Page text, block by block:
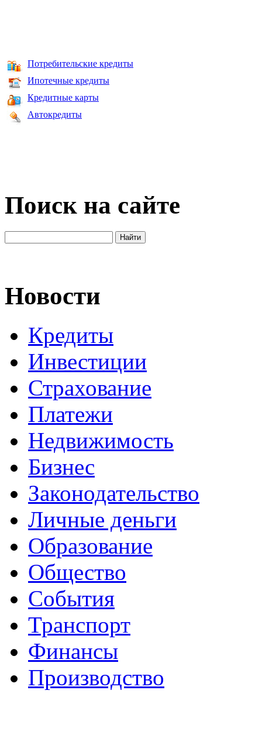
Потребительские кредиты
Ипотечные кредиты
Кредитные карты
Автокредиты
Поиск на сайте
Новости
Кредиты
Инвестиции
Страхование
Платежи
Недвижимость
Бизнес
Законодательство
Личные деньги
Образование
Общество
События
Транспорт
Финансы
Производство